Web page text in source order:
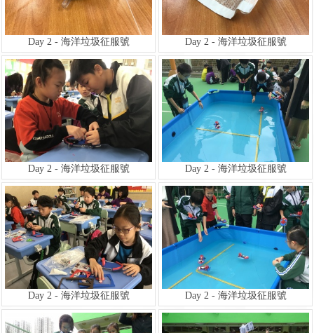
Day 2 - 海洋垃圾征服號 Day 2 - 海洋垃圾征服號
Day 2 - 海洋垃圾征服號 Day 2 - 海洋垃圾征服號
Day 2 - 海洋垃圾征服號 Day 2 - 海洋垃圾征服號